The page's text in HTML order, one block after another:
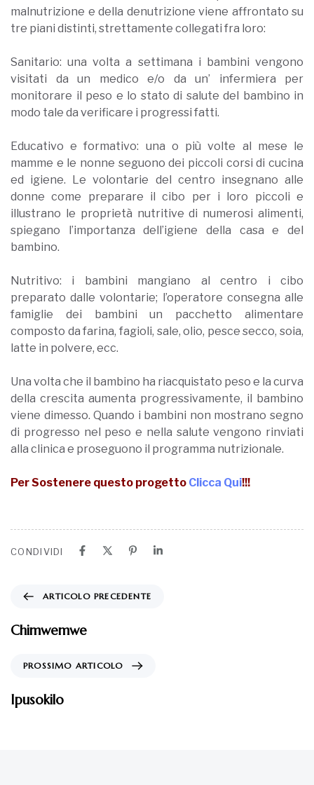
malnutrizione e della denutrizione viene affrontato su
tre piani distinti, strettamente collegati fra loro:
Sanitario: una volta a settimana i bambini vengono
visitati da un medico e/o da un’ infermiera per
monitorare il peso e lo stato di salute del bambino in
modo tale da verificare i progressi fatti.
Educativo e formativo: una o più volte al mese le
mamme e le nonne seguono dei piccoli corsi di cucina
ed igiene. Le volontarie del centro insegnano alle
donne come preparare il cibo per i loro piccoli e
illustrano le proprietà nutritive di numerosi alimenti,
spiegano l’importanza dell’igiene della casa e del
bambino.
Nutritivo: i bambini mangiano al centro i cibo
preparato dalle volontarie; l’operatore consegna alle
famiglie dei bambini un pacchetto alimentare
composto da farina, fagioli, sale, olio, pesce secco, soia,
latte in polvere, ecc.
Una volta che il bambino ha riacquistato peso e la curva
della crescita aumenta progressivamente, il bambino
viene dimesso. Quando i bambini non mostrano segno
di progresso nel peso e nella salute vengono rinviati
alla clinica e proseguono il programma nutrizionale.
Per Sostenere questo progetto Clicca Qui!!!
CONDIVIDI
ARTICOLO PRECEDENTE
Chimwemwe
PROSSIMO ARTICOLO
Ipusokilo